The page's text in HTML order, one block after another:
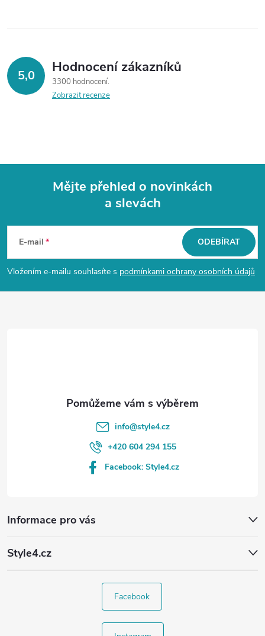
5,0 Hodnocení zákazníků
3300 hodnocení
Zobrazit recenze
p
Mějte přehled o novinkách
a slevách
E-mail
Vložením e-mailu souhlasíte s podmínkami ochrany osobních údajů
ODEBÍRAT
Informace pro vás
Style4.cz
info@style4.cz
+420 604 294 155
Facebook: Style4.cz
Facebook